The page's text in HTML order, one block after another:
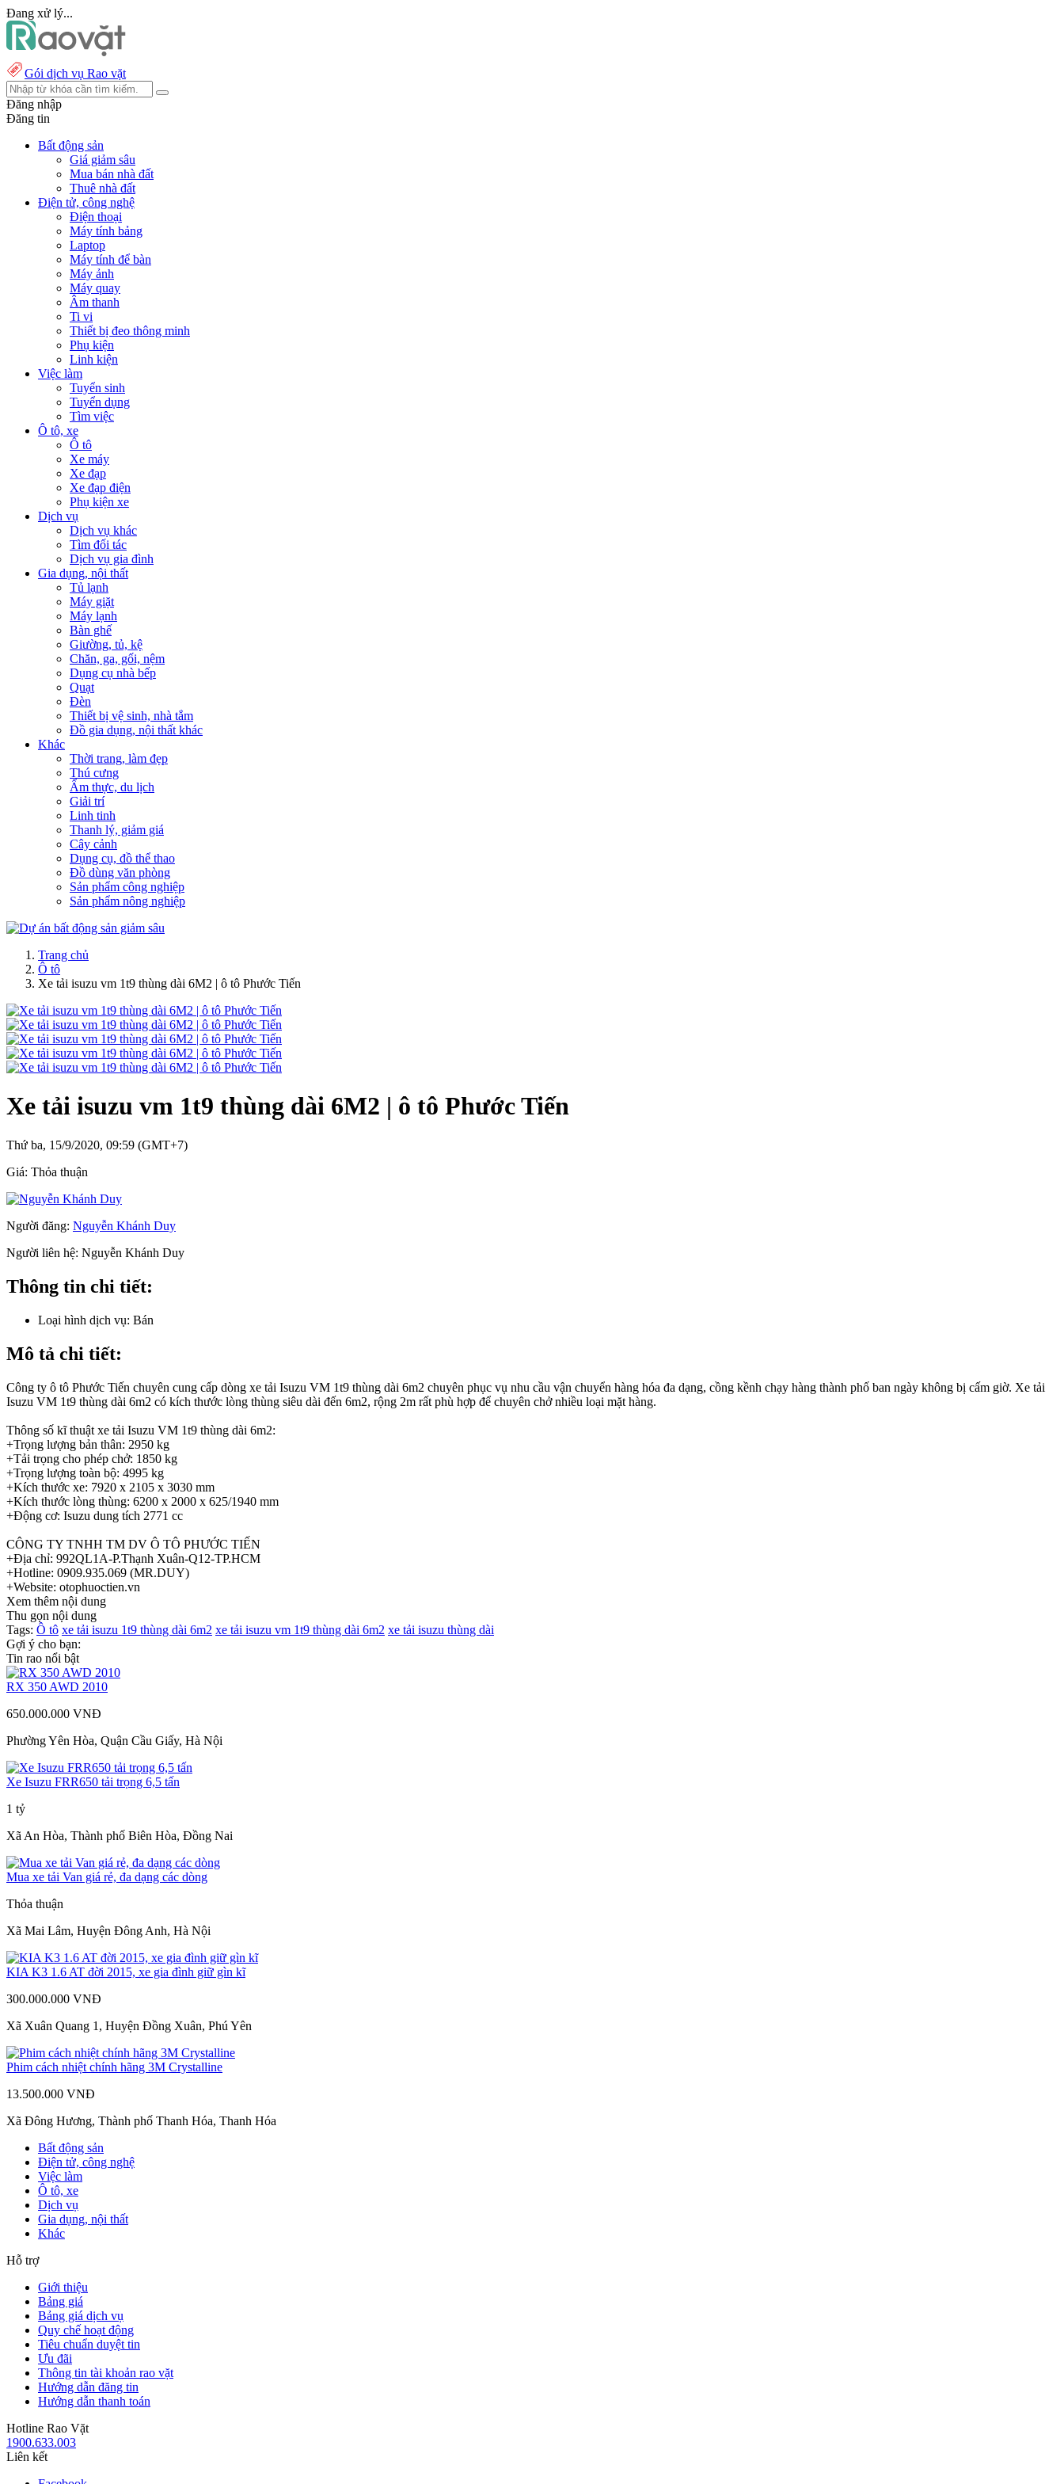
Đang xử lý...
Gói dịch vụ Rao vặt
Đăng nhập
Đăng tin
Bất động sản
Giá giảm sâu
Mua bán nhà đất
Thuê nhà đất
Điện tử, công nghệ
Điện thoại
Máy tính bảng
Laptop
Máy tính để bàn
Máy ảnh
Máy quay
Âm thanh
Ti vi
Thiết bị đeo thông minh
Phụ kiện
Linh kiện
Việc làm
Tuyển sinh
Tuyển dụng
Tìm việc
Ô tô, xe
Ô tô
Xe máy
Xe đạp
Xe đạp điện
Phụ kiện xe
Dịch vụ
Dịch vụ khác
Tìm đối tác
Dịch vụ gia đình
Gia dụng, nội thất
Tủ lạnh
Máy giặt
Máy lạnh
Bàn ghế
Giường, tủ, kệ
Chăn, ga, gối, nệm
Dụng cụ nhà bếp
Quạt
Đèn
Thiết bị vệ sinh, nhà tắm
Đồ gia dụng, nội thất khác
Khác
Thời trang, làm đẹp
Thú cưng
Ẩm thực, du lịch
Giải trí
Linh tinh
Thanh lý, giảm giá
Cây cảnh
Dụng cụ, đồ thể thao
Đồ dùng văn phòng
Sản phẩm công nghiệp
Sản phẩm nông nghiệp
Trang chủ
Ô tô
Xe tải isuzu vm 1t9 thùng dài 6M2 | ô tô Phước Tiến
Xe tải isuzu vm 1t9 thùng dài 6M2 | ô tô Phước Tiến
Thứ ba, 15/9/2020, 09:59 (GMT+7)
Giá: Thỏa thuận
Người đăng: Nguyễn Khánh Duy
Người liên hệ: Nguyễn Khánh Duy
Thông tin chi tiết:
Loại hình dịch vụ: Bán
Mô tả chi tiết:
Công ty ô tô Phước Tiến chuyên cung cấp dòng xe tải Isuzu VM 1t9 thùng dài 6m2 chuyên phục vụ nhu cầu vận chuyển hàng hóa đa dạng, cồng kềnh chạy hàng thành phố ban ngày không bị cấm giờ. Xe tải
Isuzu VM 1t9 thùng dài 6m2 có kích thước lòng thùng siêu dài đến 6m2, rộng 2m rất phù hợp để chuyên chở nhiều loại mặt hàng.
Thông số kĩ thuật xe tải Isuzu VM 1t9 thùng dài 6m2:
+Trọng lượng bản thân: 2950 kg
+Tải trọng cho phép chở: 1850 kg
+Trọng lượng toàn bộ: 4995 kg
+Kích thước xe: 7920 x 2105 x 3030 mm
+Kích thước lòng thùng: 6200 x 2000 x 625/1940 mm
+Động cơ: Isuzu dung tích 2771 cc
CÔNG TY TNHH TM DV Ô TÔ PHƯỚC TIẾN
+Địa chỉ: 992QL1A-P.Thạnh Xuân-Q12-TP.HCM
+Hotline: 0909.935.069 (MR.DUY)
+Website: otophuoctien.vn
Xem thêm nội dung
Thu gọn nội dung
Tags: Ô tô xe tải isuzu 1t9 thùng dài 6m2 xe tải isuzu vm 1t9 thùng dài 6m2 xe tải isuzu thùng dài
Gợi ý cho bạn:
Tin rao nổi bật
RX 350 AWD 2010
650.000.000 VNĐ
Phường Yên Hòa, Quận Cầu Giấy, Hà Nội
Xe Isuzu FRR650 tải trọng 6,5 tấn
1 tỷ
Xã An Hòa, Thành phố Biên Hòa, Đồng Nai
Mua xe tải Van giá rẻ, đa dạng các dòng
Thỏa thuận
Xã Mai Lâm, Huyện Đông Anh, Hà Nội
KIA K3 1.6 AT đời 2015, xe gia đình giữ gìn kĩ
300.000.000 VNĐ
Xã Xuân Quang 1, Huyện Đồng Xuân, Phú Yên
Phim cách nhiệt chính hãng 3M Crystalline
13.500.000 VNĐ
Xã Đông Hương, Thành phố Thanh Hóa, Thanh Hóa
Bất động sản
Điện tử, công nghệ
Việc làm
Ô tô, xe
Dịch vụ
Gia dụng, nội thất
Khác
Hỗ trợ
Giới thiệu
Bảng giá
Bảng giá dịch vụ
Quy chế hoạt động
Tiêu chuẩn duyệt tin
Ưu đãi
Thông tin tài khoản rao vặt
Hướng dẫn đăng tin
Hướng dẫn thanh toán
Hotline Rao Vặt
1900.633.003
Liên kết